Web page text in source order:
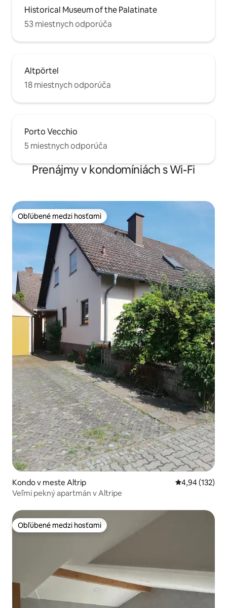
Historical Museum of the Palatinate
53 miestnych odporúča
Altpörtel
18 miestnych odporúča
Porto Vecchio
5 miestnych odporúča
Prenájmy v kondomíniách s Wi-Fi
Obľúbené medzi hosťami
Obľúbené medzi hosťami
Kondo v meste Altrip Priemerné
4,94 (132)
Veľmi pekný apartmán v Altripe
Obľúbené medzi hosťami
Obľúbené medzi hosťami